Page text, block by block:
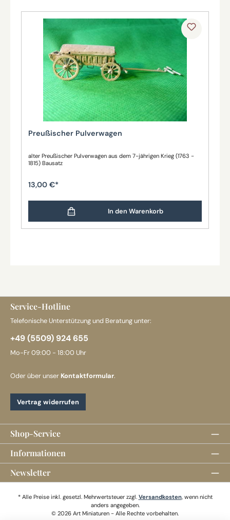
Preußischer Pulverwagen
alter Preußischer Pulverwagen aus dem 7-jährigen Krieg (1763 -
1815) Bausatz
13,00 €*
In den Warenkorb
Service-Hotline
Telefonische Unterstützung und Beratung unter:
+49 (5509) 924 655
Mo-Fr 09:00 - 18:00 Uhr
Oder über unser Kontaktformular.
Vertrag widerrufen
Shop-Service
Informationen
Newsletter
* Alle Preise inkl. gesetzl. Mehrwertsteuer zzgl. Versandkosten, wenn nicht
anders angegeben.
© 2026 Art Miniaturen - Alle Rechte vorbehalten.